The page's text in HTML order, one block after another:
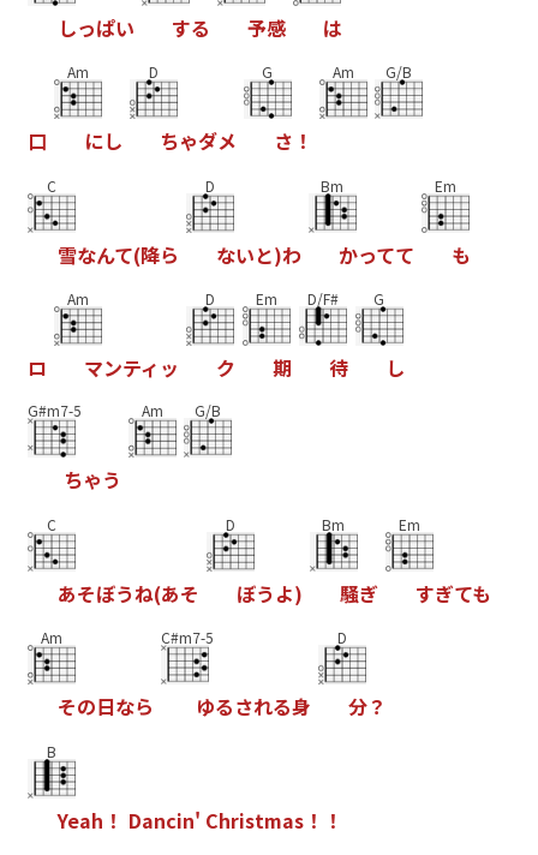
しっぱい する 予感 は
口
Am
にし
D
ちゃダメ
G
さ ！
Am G/B
C
雪なんて(降ら
D
ないと)わ
Bm
かってて
Em
も
ロ
Am
マンティ ッ
D
ク
Em
期
D/F#
待
G
し
G#m7-5
ちゃう
Am G/B
C
あそぼうね(あそ
D
ぼう よ)
Bm
騒ぎ
Em
すぎても
Am
その日なら
C#m7-5
ゆるされる身
D
分？
B
Yeah ！ Dancin' Christmas ！ ！